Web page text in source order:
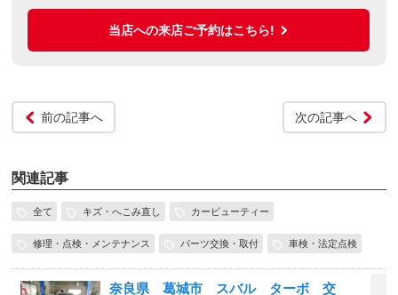
当店への来店ご予約はこちら!
前の記事へ 次の記事へ
関連記事
全て キズ・へこみ直し カービューティー
修理・点検・メンテナンス パーツ交換・取付 車検・法定点検
奈良県 葛城市 スバル ターボ 交